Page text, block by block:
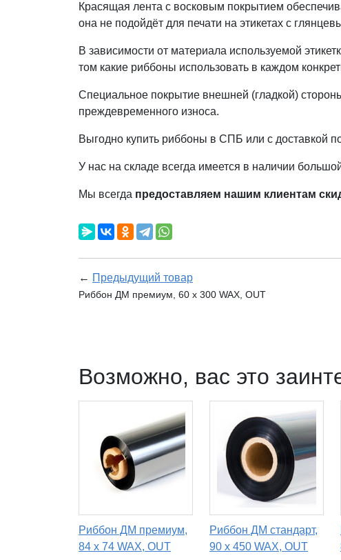
Красящая лента с восковым покрытием
она не подойдёт для печати на этикетах с
В зависимости от материала используемой
том какие риббоны использовать в каждом
Специальное покрытие внешней (гладкой)
преждевременного износа.
Выгодно купить риббоны в СПБ или с доставкой
У нас на складе всегда имеется в наличии
Мы всегда предоставляем нашим клиентам
← Предыдущий товар
Риббон ДМ премиум, 60 х 300 WAX, OUT
Возможно, вас это
Риббон ДМ премиум,
84 х 74 WAX, OUT
Риббон ДМ стандарт,
90 x 450 WAX, OUT